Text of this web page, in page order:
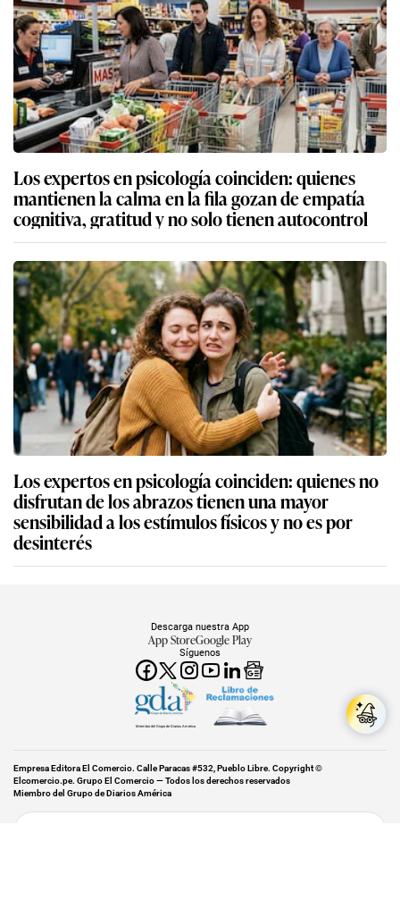
Los expertos en psicología coinciden: quienes
mantienen la calma en la fila gozan de empatía
cognitiva, gratitud y no solo tienen autocontrol
Los expertos en psicología coinciden: quienes no
disfrutan de los abrazos tienen una mayor
sensibilidad a los estímulos físicos y no es por
desinterés
Síguenos
Descarga nuestra App
App StoreGoogle Play
Miembro del Grupo de Diarios América
Empresa Editora El Comercio. Calle Paracas #532, Pueblo Libre. Copyright ©
Elcomercio.pe. Grupo El Comercio — Todos los derechos reservados
Miembro del Grupo de Diarios América